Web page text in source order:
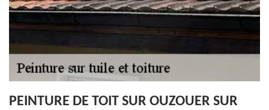
PEINTURE DE TOIT SUR OUZOUER SUR